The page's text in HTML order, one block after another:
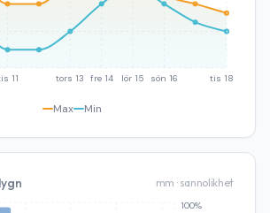
11 tors 13 fre 14 lör 15 sön 16 tis 18
Max Min
mm · sannolikhet
100%